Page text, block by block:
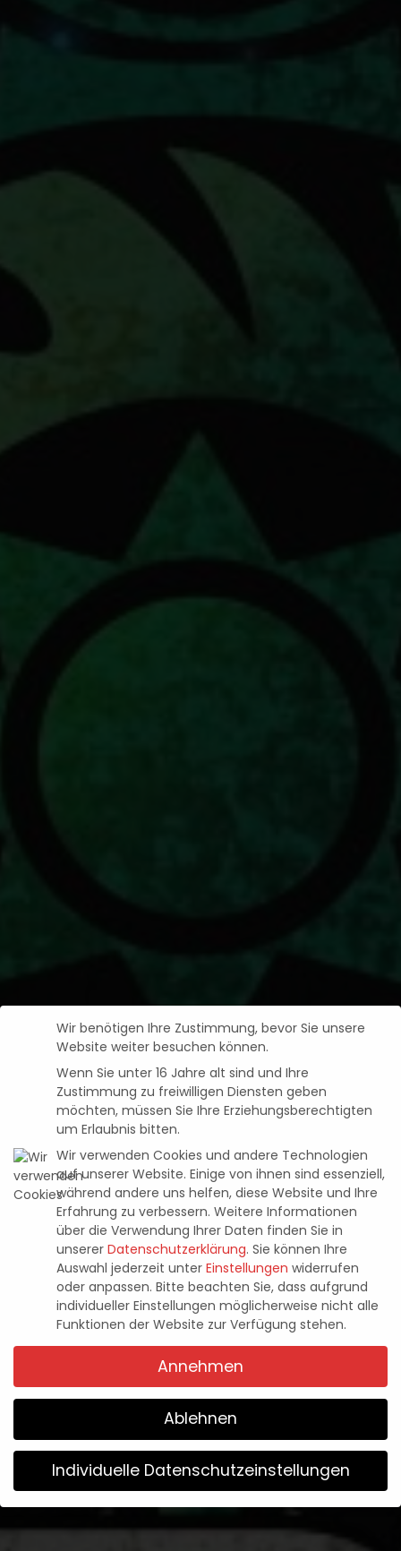
News
ONE PIECE ODYSSEY: NEUER
TRAILER ZEIGT DYNAMISCHES
GAMEPLAY
Posted
Wir benötigen Ihre Zustimmung, bevor Sie unsere
Website weiter besuchen können.
Wenn Sie unter 16 Jahre alt sind und Ihre
Zustimmung zu freiwilligen Diensten geben
möchten, müssen Sie Ihre Erziehungsberechtigten
um Erlaubnis bitten.
Wir verwenden Cookies und andere Technologien
auf unserer Website. Einige von ihnen sind essenziell,
während andere uns helfen, diese Website und Ihre
Erfahrung zu verbessern. Weitere Informationen
über die Verwendung Ihrer Daten finden Sie in
unserer Datenschutzerklärung. Sie können Ihre
Auswahl jederzeit unter Einstellungen widerrufen
oder anpassen. Bitte beachten Sie, dass aufgrund
individueller Einstellungen möglicherweise nicht alle
Funktionen der Website zur Verfügung stehen.
Annehmen
Ablehnen
Individuelle Datenschutzeinstellungen